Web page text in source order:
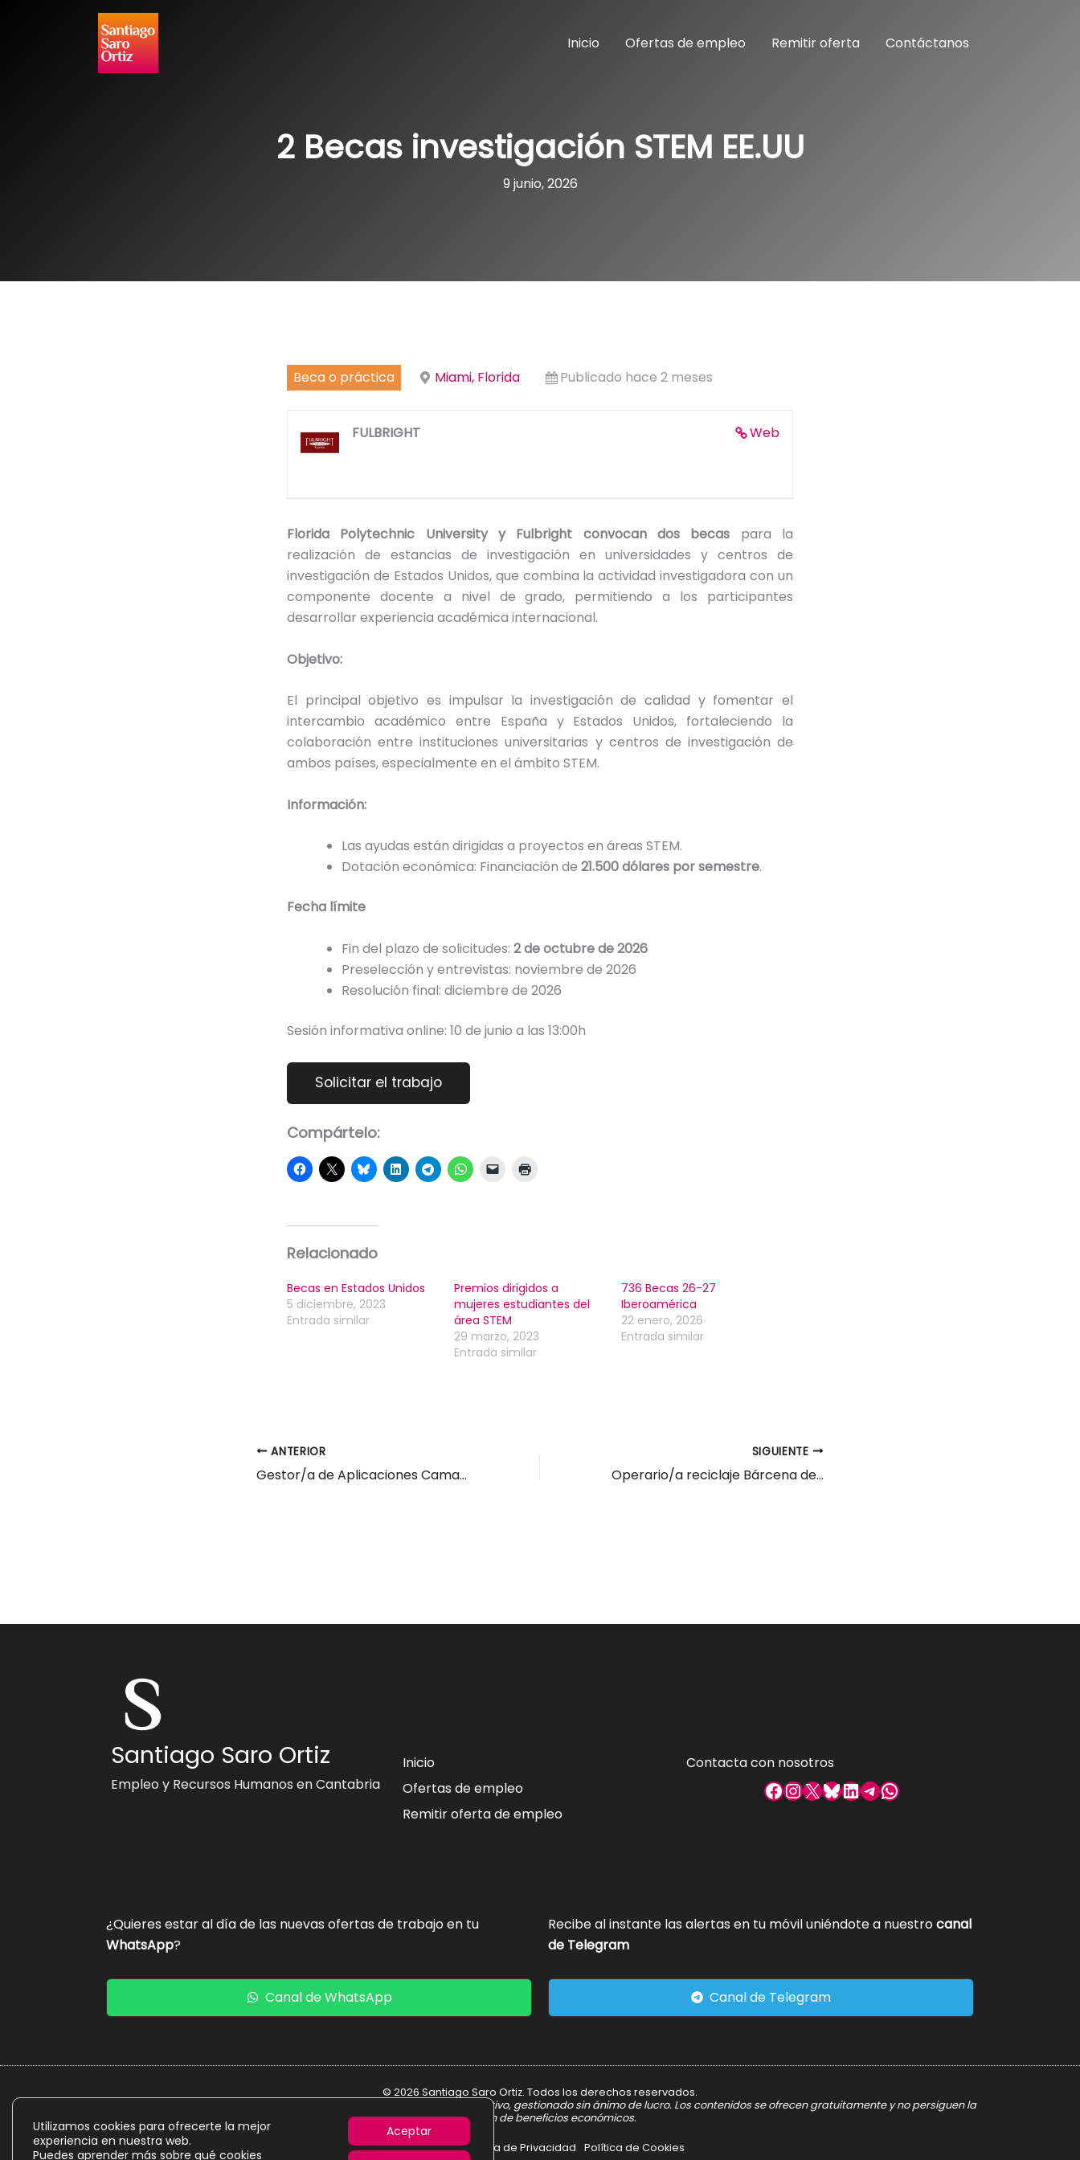
Inicio Ofertas de empleo Remitir oferta Contáctanos
2 Becas investigación STEM EE.UU
9 junio, 2026
Beca o práctica Miami, Florida Publicado hace 2 meses
Web
FULBRIGHT
Florida Polytechnic University y Fulbright convocan dos becas para la
realización de estancias de investigación en universidades y centros de
investigación de Estados Unidos, que combina la actividad investigadora con un
componente docente a nivel de grado, permitiendo a los participantes
desarrollar experiencia académica internacional.
Objetivo:
El principal objetivo es impulsar la investigación de calidad y fomentar el
intercambio académico entre España y Estados Unidos, fortaleciendo la
colaboración entre instituciones universitarias y centros de investigación de
ambos países, especialmente en el ámbito STEM.
Información:
Las ayudas están dirigidas a proyectos en áreas STEM.
Dotación económica: Financiación de 21.500 dólares por semestre.
Fecha límite
Fin del plazo de solicitudes: 2 de octubre de 2026
Preselección y entrevistas: noviembre de 2026
Resolución final: diciembre de 2026
Sesión informativa online: 10 de junio a las 13:00h
Compártelo:
Relacionado
Becas en Estados Unidos
5 diciembre, 2023
Entrada similar
Premios dirigidos a
mujeres estudiantes del
área STEM
29 marzo, 2023
Entrada similar
736 Becas 26-27
Iberoamérica
22 enero, 2026
Entrada similar
ANTERIOR
Gestor/a de Aplicaciones Camargo
SIGUIENTE
Operario/a reciclaje Bárcena de Cicero
Santiago Saro Ortiz
Empleo y Recursos Humanos en Cantabria
Inicio
Ofertas de empleo
Remitir oferta de empleo
Contacta con nosotros
Facebook
Instagram
X Bluesky
LinkedIn
Telegram
WhatsApp
¿Quieres estar al día de las nuevas ofertas de trabajo en tu
WhatsApp?
Canal de WhatsApp
Recibe al instante las alertas en tu móvil uniéndote a nuestrocanal
de Telegram
Canal de Telegram
© 2026 Santiago Saro Ortiz. Todos los derechos reservados.
La presente web es un proyecto personal de carácter informativo y divulgativo, gestionado sin ánimo de lucro. Los contenidos se ofrecen gratuitamente y no persiguen la
obtención de beneficios económicos.
Aviso Legal Política de Privacidad Política de Cookies
Utilizamos cookies para ofrecerte la mejor
experiencia en nuestra web.
Puedes aprender más sobre qué cookies
Aceptar